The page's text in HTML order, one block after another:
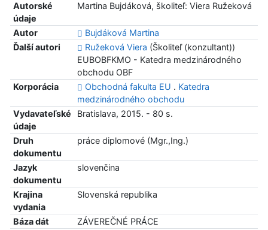
Autorské
údaje
Martina Bujdáková, školiteľ: Viera Ružeková
Autor
Bujdáková Martina
Ďalší autori
Ružeková Viera (Školiteľ (konzultant))
EUBOBFKMO - Katedra medzinárodného
obchodu OBF
Korporácia
Obchodná fakulta EU . Katedra
medzinárodného obchodu
Vydavateľské
údaje
Bratislava, 2015. - 80 s.
Druh
dokumentu
práce diplomové (Mgr.,Ing.)
Jazyk
dokumentu
slovenčina
Krajina
vydania
Slovenská republika
Báza dát
ZÁVEREČNÉ PRÁCE